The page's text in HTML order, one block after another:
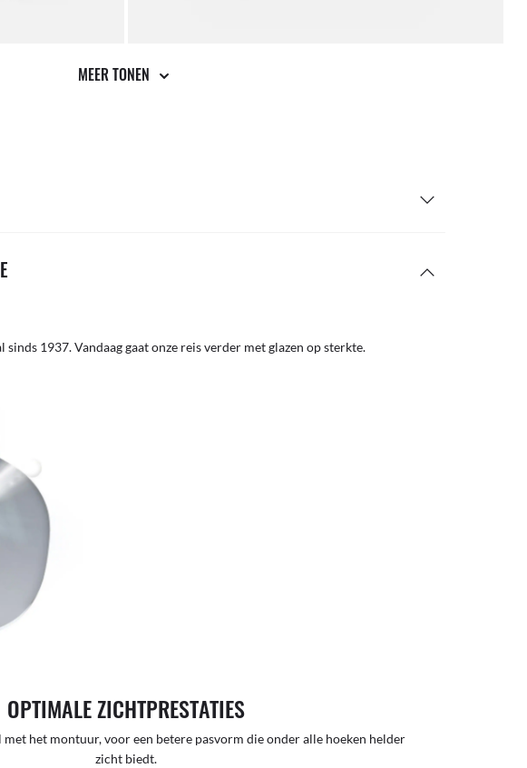
MEER TONEN
1937. Vandaag gaat onze reis verder met glazen op sterkte.
OPTIMALE ZICHTPRESTATIES
met het montuur, voor een betere pasvorm die onder alle hoeken helder
zicht biedt.